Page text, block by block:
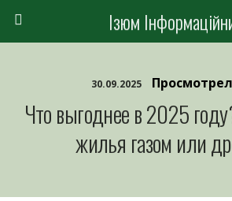
Ізюм
30.09.2025
Что выгоднее в 2025
жилья газом или